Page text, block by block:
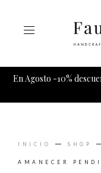
En Agosto -10%
INICIO SHOP
AMANECER